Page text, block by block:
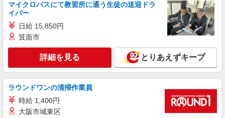
マイクロバスにて教習所に通う生徒の送迎ドラ
イバー
日給 15,850円
箕面市
詳細を見る とりあえずキープ
ラウンドワンの清掃作業員
時給 1,400円
大阪市城東区